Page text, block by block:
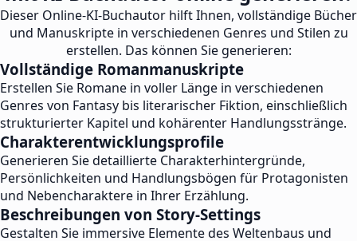
Dieser Online-KI-Buchautor hilft Ihnen, vollständige Bücher
und Manuskripte in verschiedenen Genres und Stilen zu
erstellen. Das können Sie generieren:
Vollständige Romanmanuskripte
Erstellen Sie Romane in voller Länge in verschiedenen
Genres von Fantasy bis literarischer Fiktion, einschließlich
strukturierter Kapitel und kohärenter Handlungsstränge.
Charakterentwicklungsprofile
Generieren Sie detaillierte Charakterhintergründe,
Persönlichkeiten und Handlungsbögen für Protagonisten
und Nebencharaktere in Ihrer Erzählung.
Beschreibungen von Story-Settings
Gestalten Sie immersive Elemente des Weltenbaus und